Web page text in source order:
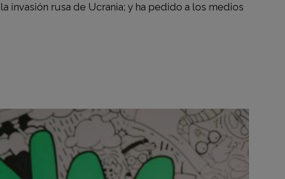
invasión rusa de Ucrania; y ha pedido a los medios